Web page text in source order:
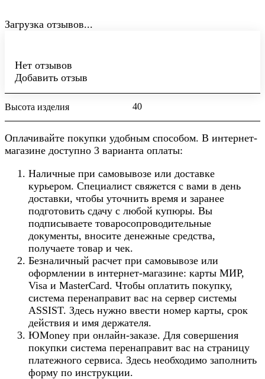
Загрузка отзывов...
Нет отзывов
Добавить отзыв
Высота изделия 40
Оплачивайте покупки удобным способом. В интернет-
магазине доступно 3 варианта оплаты:
Наличные при самовывозе или доставке
курьером. Специалист свяжется с вами в день
доставки, чтобы уточнить время и заранее
подготовить сдачу с любой купюры. Вы
подписываете товаросопроводительные
документы, вносите денежные средства,
получаете товар и чек.
Безналичный расчет при самовывозе или
оформлении в интернет-магазине: карты МИР,
Visa и MasterCard. Чтобы оплатить покупку,
система перенаправит вас на сервер системы
ASSIST. Здесь нужно ввести номер карты, срок
действия и имя держателя.
ЮMoney при онлайн-заказе. Для совершения
покупки система перенаправит вас на страницу
платежного сервиса. Здесь необходимо заполнить
форму по инструкции.